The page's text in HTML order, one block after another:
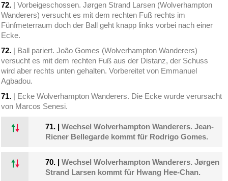
72. | Vorbeigeschossen. Jørgen Strand Larsen (Wolverhampton
Wanderers) versucht es mit dem rechten Fuß rechts im
Fünfmeterraum doch der Ball geht knapp links vorbei nach einer
Ecke.
72. | Ball pariert. João Gomes (Wolverhampton Wanderers)
versucht es mit dem rechten Fuß aus der Distanz, der Schuss
wird aber rechts unten gehalten. Vorbereitet von Emmanuel
Agbadou.
71. | Ecke Wolverhampton Wanderers. Die Ecke wurde verursacht
von Marcos Senesi.
71. |Wechsel Wolverhampton Wanderers. Jean-
Ricner Bellegarde kommt für Rodrigo Gomes.
70. |Wechsel Wolverhampton Wanderers. Jørgen
Strand Larsen kommt für Hwang Hee-Chan.